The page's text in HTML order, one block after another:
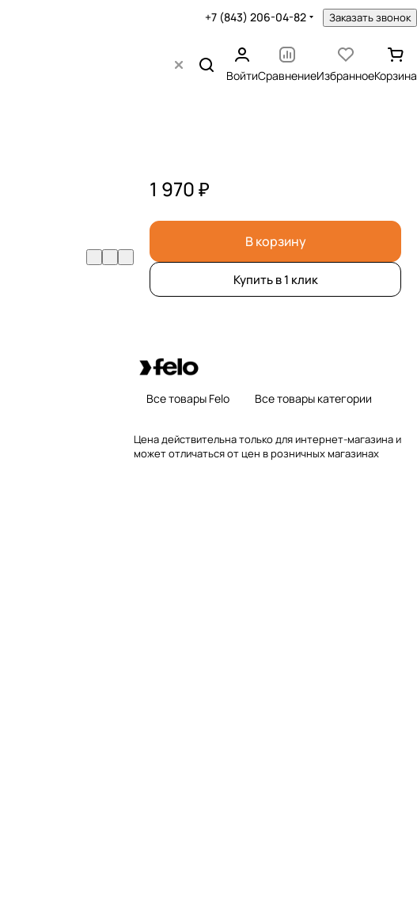
+7 (843) 206-04-82 Заказать звонок
ВойтиСравнениеИзбранноеКорзина
1 970 ₽
В корзину
Купить в 1 клик
Все товары Felo Все товары категории
Цена действительна только для интернет-магазина и
может отличаться от цен в розничных магазинах